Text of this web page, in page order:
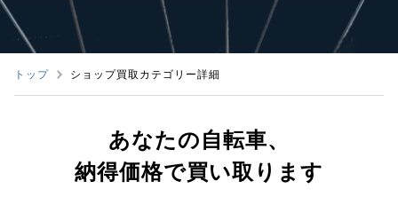
トップ ショップ買取カテゴリー詳細
あなたの自転車、
納得価格で買い取ります